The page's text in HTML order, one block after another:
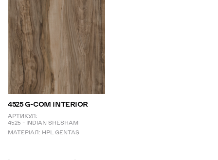
4525 G-COM INTERIOR
АРТИКУЛ:
4525 – INDIAN SHESHAM
МАТЕРІАЛ: HPL GENTAŞ